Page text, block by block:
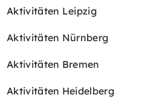
Aktivitäten Leipzig
Aktivitäten Nürnberg
Aktivitäten Bremen
Aktivitäten Heidelberg